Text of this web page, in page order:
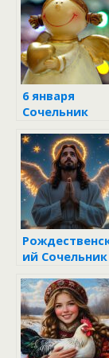
6 января
Сочельник
Христова
ий Сочельник
когда
происходят
настоящие
чудеса